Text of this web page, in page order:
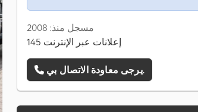
مسجل منذ: 2008
145 إعلانات عبر الإنترنت
يرجى معاودة الاتصال بي.